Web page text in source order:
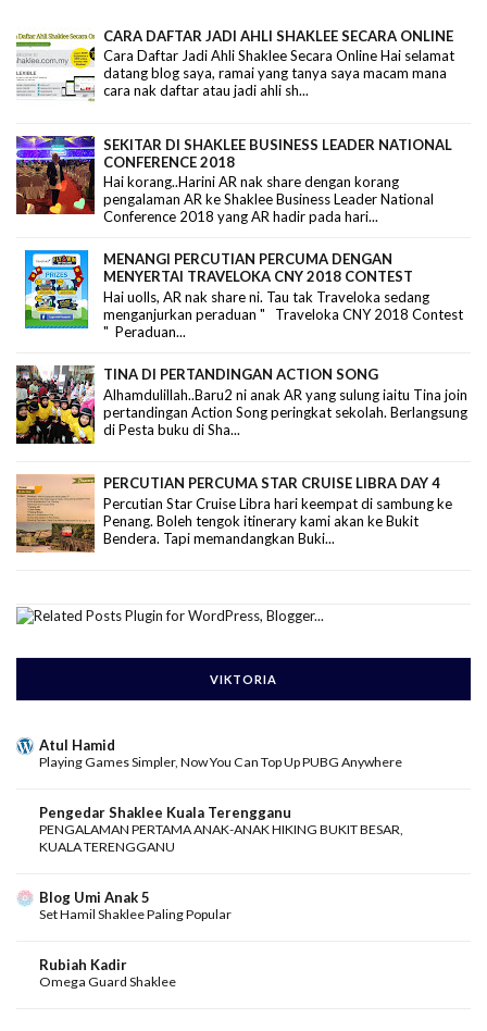
CARA DAFTAR JADI AHLI SHAKLEE SECARA ONLINE
Cara Daftar Jadi Ahli Shaklee Secara Online Hai selamat
datang blog saya, ramai yang tanya saya macam mana
cara nak daftar atau jadi ahli sh...
SEKITAR DI SHAKLEE BUSINESS LEADER NATIONAL
CONFERENCE 2018
Hai korang..Harini AR nak share dengan korang
pengalaman AR ke Shaklee Business Leader National
Conference 2018 yang AR hadir pada hari...
MENANGI PERCUTIAN PERCUMA DENGAN
MENYERTAI TRAVELOKA CNY 2018 CONTEST
Hai uolls, AR nak share ni. Tau tak Traveloka sedang
menganjurkan peraduan " Traveloka CNY 2018 Contest
" Peraduan...
TINA DI PERTANDINGAN ACTION SONG
Alhamdulillah..Baru2 ni anak AR yang sulung iaitu Tina join
pertandingan Action Song peringkat sekolah. Berlangsung
di Pesta buku di Sha...
PERCUTIAN PERCUMA STAR CRUISE LIBRA DAY 4
Percutian Star Cruise Libra hari keempat di sambung ke
Penang. Boleh tengok itinerary kami akan ke Bukit
Bendera. Tapi memandangkan Buki...
VIKTORIA
Atul Hamid
Playing Games Simpler, Now You Can Top Up PUBG Anywhere
Pengedar Shaklee Kuala Terengganu
PENGALAMAN PERTAMA ANAK-ANAK HIKING BUKIT BESAR,
KUALA TERENGGANU
Blog Umi Anak 5
Set Hamil Shaklee Paling Popular
Rubiah Kadir
Omega Guard Shaklee